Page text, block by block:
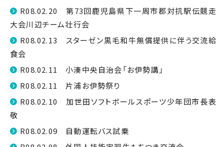
R08.02.20 第73回鹿児島県下一周市郡対抗駅伝競走
大会川辺チーム壮行会
R08.02.13 スターゼン黒毛和牛無償提供に伴う交流給
食会
R08.02.11 小湊中央自治会「お伊勢講」
R08.02.11 片浦お伊勢祭り
R08.02.10 加世田ソフトボールスポーツ少年団市長表
敬
R08.02.09 自動運転バス試乗